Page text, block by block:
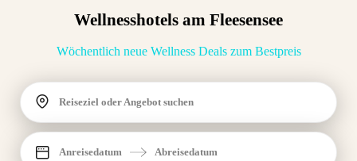
Wellnesshotels am Fleesensee
Wöchentlich neue Wellness Deals zum Bestpreis
Reiseziel oder Angebot suchen
Anreisedatum Abreisedatum